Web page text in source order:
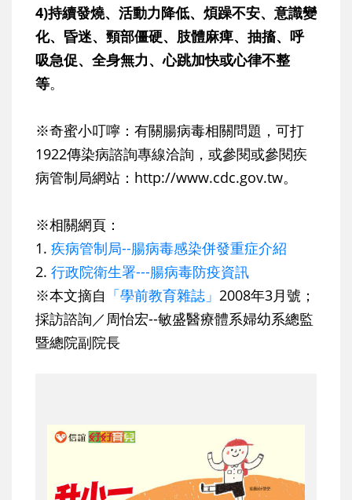
4)持續發燒、活動力降低、煩躁不安、意識變
化、昏迷、頸部僵硬、肢體麻痺、抽搐、呼
吸急促、全身無力、心跳加快或心律不整
等。
※奇蜜小叮嚀：有關腸病毒相關問題，可打
1922傳染病諮詢專線洽詢，或參閱或參閱疾
病管制局網站：http://www.cdc.gov.tw。
※相關網頁：
1. 疾病管制局--腸病毒感染併發重症介紹
2. 行政院衛生署---腸病毒防疫資訊
※本文摘自 「學前教育雜誌」 2008年3月號；
採訪諮詢／周怡宏--敏盛醫療體系婦幼系總監
暨總院副院長